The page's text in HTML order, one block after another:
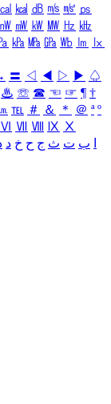
㎈ ㎉ ㏈ ㎧ ㎨ ㎰
㎻ ㎽ ㎾ ㎿ ㎐ ㎑
㎪ ㎫ ㎬ ㏝ ㏐
㏓
〓 ◁ ◀ ▷ ▶ ♤
♨ ☏ ☎ ☜ ☞ ¶ †
℡ ＃ ＆ ＊ ＠ ª º
Ⅵ Ⅶ Ⅷ Ⅸ Ⅹ
ب ت ث ج ح خ د